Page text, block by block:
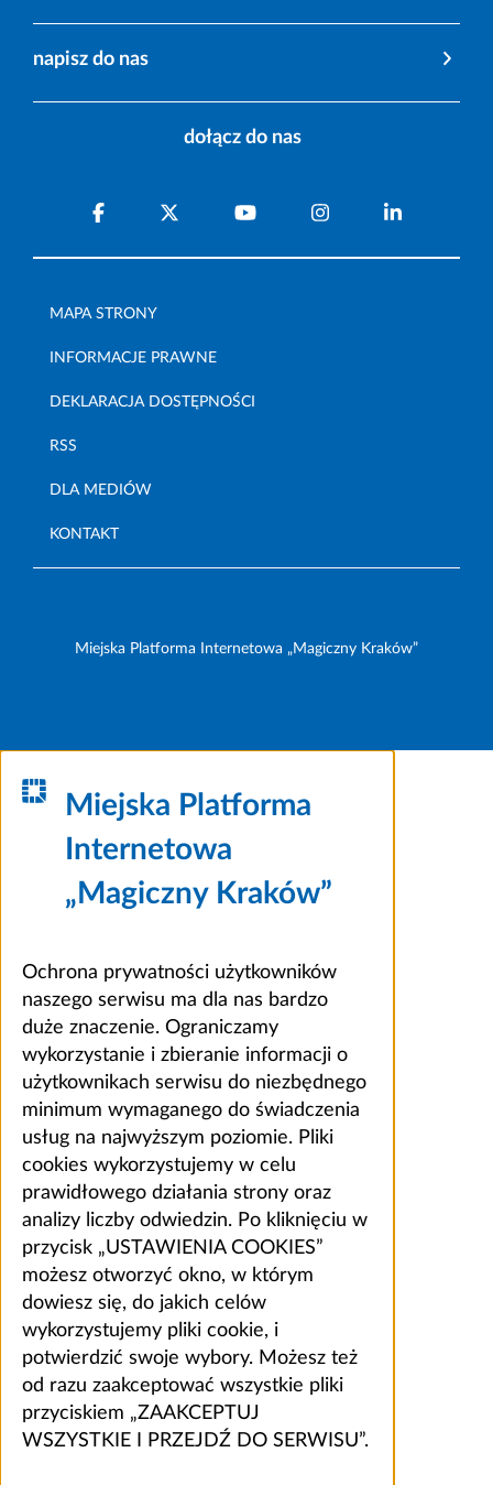
napisz do nas
dołącz do nas
MAPA STRONY
INFORMACJE PRAWNE
DEKLARACJA DOSTĘPNOŚCI
RSS
DLA MEDIÓW
KONTAKT
Miejska Platforma Internetowa „Magiczny Kraków”
Miejska Platforma
Internetowa
„Magiczny Kraków”
Ochrona prywatności użytkowników
naszego serwisu ma dla nas bardzo
duże znaczenie. Ograniczamy
wykorzystanie i zbieranie informacji o
użytkownikach serwisu do niezbędnego
minimum wymaganego do świadczenia
usług na najwyższym poziomie. Pliki
cookies wykorzystujemy w celu
prawidłowego działania strony oraz
analizy liczby odwiedzin. Po kliknięciu w
przycisk „USTAWIENIA COOKIES”
możesz otworzyć okno, w którym
dowiesz się, do jakich celów
wykorzystujemy pliki cookie, i
potwierdzić swoje wybory. Możesz też
od razu zaakceptować wszystkie pliki
przyciskiem „ZAAKCEPTUJ
WSZYSTKIE I PRZEJDŹ DO SERWISU”.